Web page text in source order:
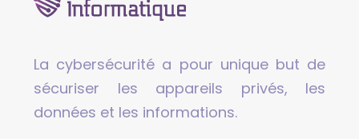
La cybersécurité a pour unique but de
sécuriser les appareils privés, les
données et les informations.